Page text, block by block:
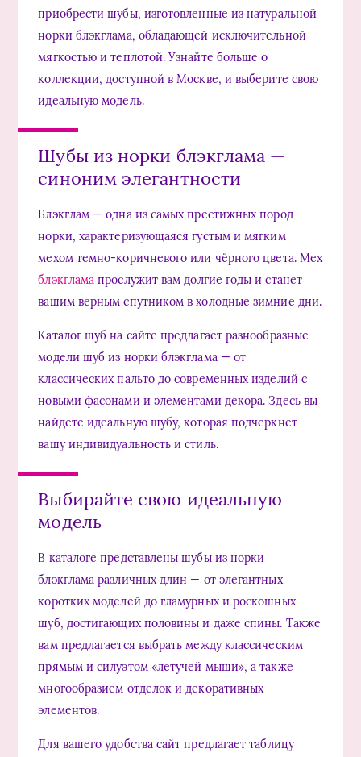
приобрести шубы, изготовленные из натуральной
норки блэкглама, обладающей исключительной
мягкостью и теплотой. Узнайте больше о
коллекции, доступной в Москве, и выберите свою
идеальную модель.
Шубы из норки блэкглама —
синоним элегантности
Блэкглам — одна из самых престижных пород
норки, характеризующаяся густым и мягким
мехом темно-коричневого или чёрного цвета. Мех
блэкглама прослужит вам долгие годы и станет
вашим верным спутником в холодные зимние дни.
Каталог шуб на сайте предлагает разнообразные
модели шуб из норки блэкглама — от
классических пальто до современных изделий с
новыми фасонами и элементами декора. Здесь вы
найдете идеальную шубу, которая подчеркнет
вашу индивидуальность и стиль.
Выбирайте свою идеальную
модель
В каталоге представлены шубы из норки
блэкглама различных длин — от элегантных
коротких моделей до гламурных и роскошных
шуб, достигающих половины и даже спины. Также
вам предлагается выбрать между классическим
прямым и силуэтом «летучей мыши», а также
многообразием отделок и декоративных
элементов.
Для вашего удобства сайт предлагает таблицу